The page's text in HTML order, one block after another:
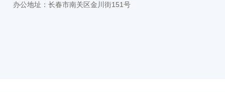
办公地址：长春市南关区金川街151号